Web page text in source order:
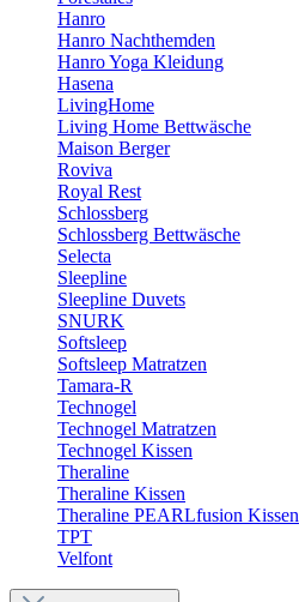
Hanro
Hanro Nachthemden
Hanro Yoga Kleidung
Hasena
LivingHome
Living Home Bettwäsche
Maison Berger
Roviva
Royal Rest
Schlossberg
Schlossberg Bettwäsche
Selecta
Sleepline
Sleepline Duvets
SNURK
Softsleep
Softsleep Matratzen
Tamara-R
Technogel
Technogel Matratzen
Technogel Kissen
Theraline
Theraline Kissen
Theraline PEARLfusion Kissen
TPT
Velfont